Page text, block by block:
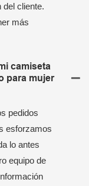
del cliente.
más
camiseta
para mujer
pedidos
esforzamos
lo antes
equipo de